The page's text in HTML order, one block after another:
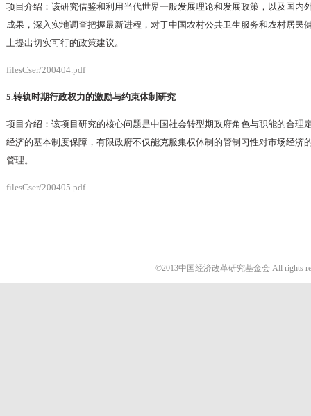
项目介绍：该研究借鉴和利用当代世界一般发展理论和发展政策，以及国内
成果，深入实地调查把握最新进程，对于中国农村公共卫生服务和农村居民
上提出切实可行的政策建议。
filesCser/200404.pdf
5.转轨时期行政权力的激励与约束体制研究
项目介绍：该项目研究的核心问题是中国社会转型期政府角色与职能的合理
经济的基本制度保障，有限政府不仅能克服集权体制的管制习性对市场经济
管理。
filesCser/200405.pdf
©2013中国经济改革研究基金会 All rights